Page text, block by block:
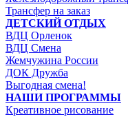
Трансфер на заказ
ДЕТСКИЙ ОТДЫХ
ВДЦ Орленок
ВДЦ Смена
Жемчужина России
ДОК Дружба
Выгодная смена!
НАШИ ПРОГРАММЫ
Креативное рисование